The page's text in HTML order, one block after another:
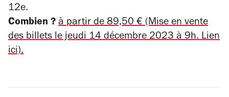
12e.
Combien ? à partir de 89,50 € (Mise en vente
des billets le jeudi 14 décembre 2023 à 9h. Lien
ici).